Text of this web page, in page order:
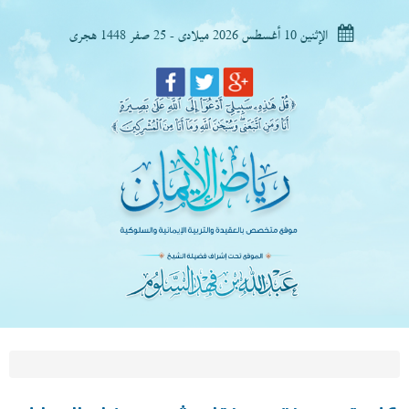
الإثنين 10 أغسطس 2026 ميلادى - 25 صفر 1448 هجرى